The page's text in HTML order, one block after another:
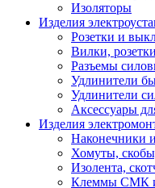
Изоляторы
Изделия
Розетки и
Вилки,
Разъемы
Удлинители
Удлинители
Аксессуары
Изделия
Наконечники
Хомуты,
Изолента,
Клеммы СМК